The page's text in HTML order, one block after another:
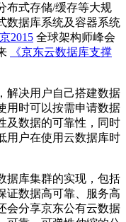
布式存储/缓存等大规
数据库系统及容器系统
2015 全球架构师峰会
《京东云数据库支撑
解决用户自己搭建数据
用时可以按需申请数据
及数据的可靠性，同时
用户在使用云数据库时
据库集群的实现，包括
证数据高可靠、服务高
会分享京东公有云数据